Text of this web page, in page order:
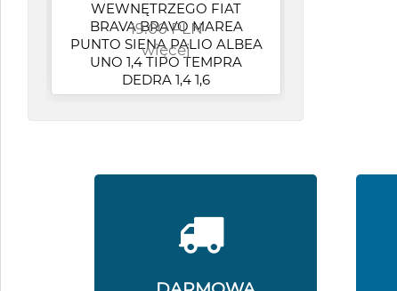
WEWNĘTRZEGO FIAT
BRAVA BRAVO MAREA
PUNTO SIENA PALIO ALBEA
UNO 1,4 TIPO TEMPRA
DEDRA 1,4 1,6
19.00 PLN
więcej